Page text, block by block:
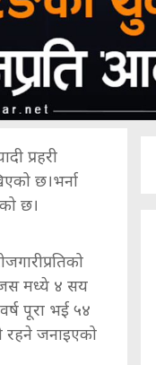
प्रहरी
छ।भर्ना
छ।
मध्ये ४ सय
पूरा भई ५४
रहने जनाइएको